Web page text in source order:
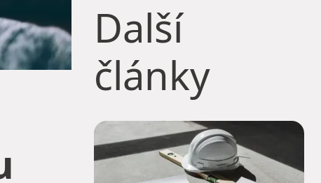
Další
články